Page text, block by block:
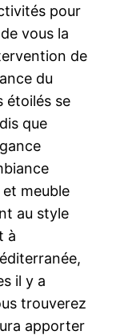
pour
vous la
de
du
étoilés se
que
meuble
au style
à
il y a
trouverez
apporter